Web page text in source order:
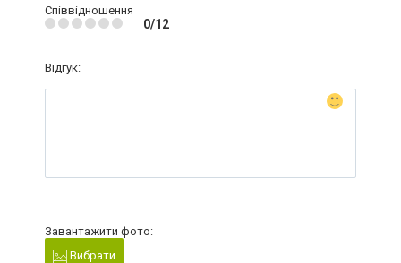
Співвідношення
0/12
Відгук:
Завантажити фото:
Вибрати